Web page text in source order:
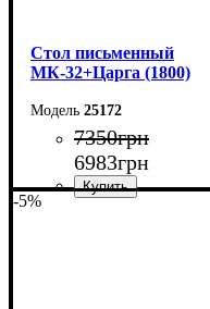
Cтол письменный
МК-32+Царга (1800)
25172
7350грн
6983грн
-5%